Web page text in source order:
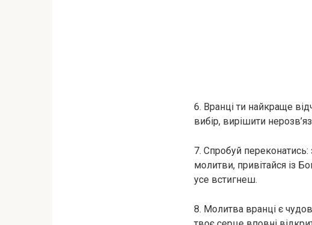
6. Вранці ти найкраще
вибір, вирішити
7. Спробуй
молитви, привітайся із
усе встигнеш.
8. Молитва вранці є